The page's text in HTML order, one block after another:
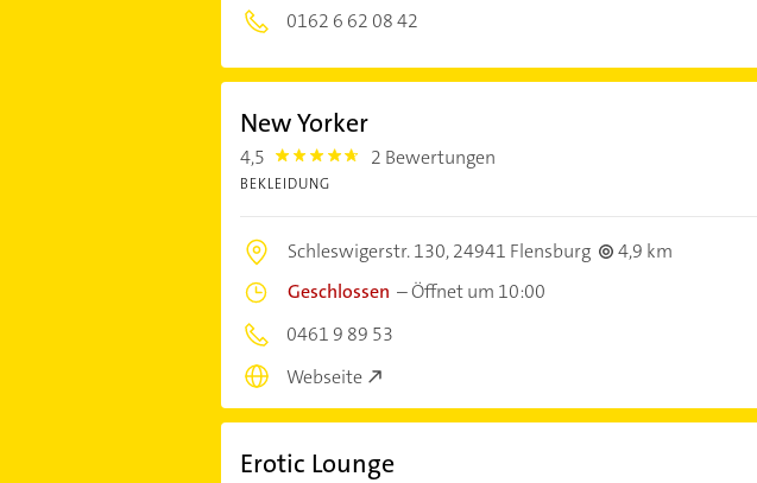
0162 6 62 08 42
New Yorker
4,5 4.5 2 Bewertungen
BEKLEIDUNG
Schleswigerstr. 130,24941 Flensburg
4,9 km
Geschlossen –Öffnet um 10:00
0461 9 89 53
Webseite
Erotic Lounge